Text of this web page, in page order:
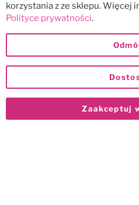
korzystania z ze sklepu. Więcej
Polityce prywatności.
Zaakceptuj